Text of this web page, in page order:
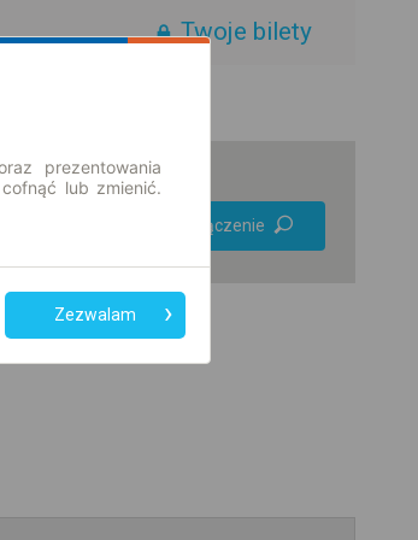
Twoje bilety
Znajdź połączenie
prezentowania
lub zmienić.
Zezwalam